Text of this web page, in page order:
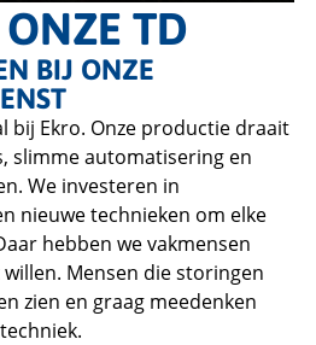
TD
BIJ ONZE
bij Ekro. Onze productie draait
slimme automatisering en
We investeren in
nieuwe technieken om elke
hebben we vakmensen
Mensen die storingen
zien en graag meedenken